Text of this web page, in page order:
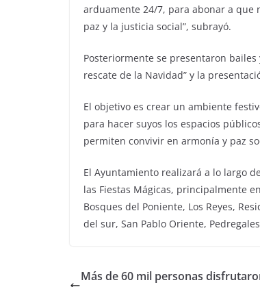
arduamente 24/7, para abonar a
paz y la justicia social”, subrayó.
Posteriormente se presentaron bailes
rescate de la Navidad” y la
El objetivo es crear un ambiente
para hacer suyos los espacios
permiten convivir en armonía y paz
El Ayuntamiento realizará a lo largo
las Fiestas Mágicas, principalmente
Bosques del Poniente, Los Reyes,
del sur, San Pablo Oriente,
Más de 60 mil personas